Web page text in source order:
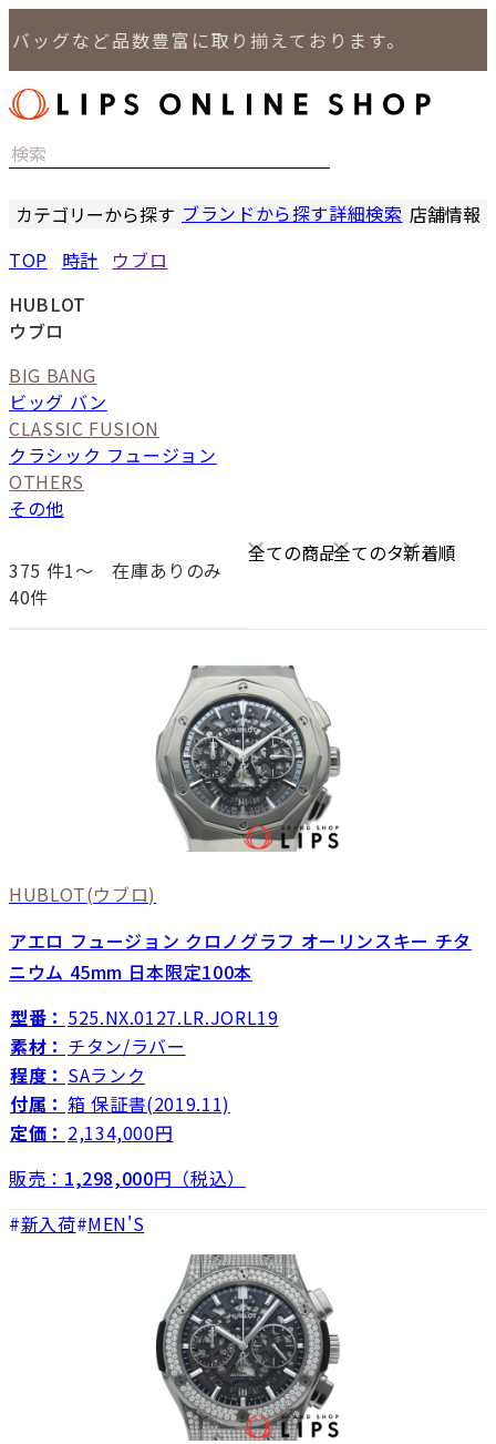
など品数豊富に取り揃えております。
カテゴリーから探す
バッグ
小物
ジュエリー
セール商品
特集
ブランドから探す詳細検索 店舗情報
TOP 時計
ウブロ
HUBLOT
ウブロ
BIG BANG
ビッグ バン
CLASSIC FUSION
クラシック フュージョン
OTHERS
その他
375 件1〜
40件
在庫ありのみ
HUBLOT(ウブロ)
アエロ フュージョン クロノグラフ オーリンスキー チタ
ニウム 45mm 日本限定100本
型番： 525.NX.0127.LR.JORL19
素材： チタン/ラバー
程度： SAランク
付属： 箱 保証書(2019.11)
定価： 2,134,000円
販売： 1,298,000円（税込）
新入荷 MEN'S